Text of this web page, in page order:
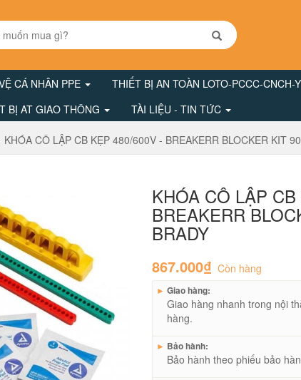
CÁ NHÂN PPE THIẾT BỊ AN TOÀN LOTO-PCCC-CNCH-
BỊ AT GIAO THÔNG TÀI LIỆU - TIN TỨC
KHÓA CÔ LẬP CB KẸP 480/600V - BREAKERR BLOCKER KIT
KHÓA CÔ LẬP
BREAKERR
BRADY
867.000₫ Còn hàng
► Giao hàng:
Giao hàng nhanh trong nội
hàng.
► Bảo hành:
Bảo hành theo phiếu bảo